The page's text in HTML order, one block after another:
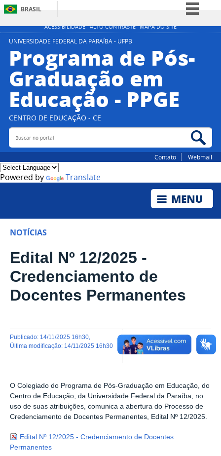
ACESSIBILIDADE ALTO CONTRASTE MAPA DO SITE
BRASIL
Simplifique!
Participe
Legislação
Canais
UNIVERSIDADE FEDERAL DA PARAÍBA - UFPB
Programa de Pós-
Graduação em
Educação - PPGE
CENTRO DE EDUCAÇÃO - CE
Buscar no portal
Contato Webmail
Powered by Translate
NOTÍCIAS
Edital Nº 12/2025 -
Credenciamento de
Docentes Permanentes
publicado: 14/11/2025 16h30
última modificação: 14/11/2025 16h30
O Colegiado do Programa de Pós-Graduação em Educação, do
Centro de Educação, da Universidade Federal da Paraíba, no
uso de suas atribuições, comunica a abertura do Processo de
Credenciamento de Docentes Permanentes, Edital Nº 12/2025.
Edital Nº 12/2025 - Credenciamento de Docentes
Permanentes